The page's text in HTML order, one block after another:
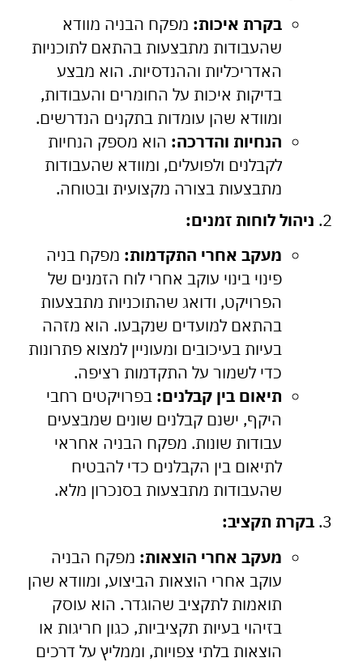
בקרת איכות: מפקח הבניה מוודא
שהעבודות מתבצעות בהתאם לתוכניות
האדריכליות וההנדסיות. הוא מבצע
בדיקות איכות על החומרים והעבודות,
ומוודא שהן עומדות בתקנים הנדרשים.
הנחיות והדרכה: הוא מספק הנחיות
לקבלנים ולפועלים, ומוודא שהעבודות
מתבצעות בצורה מקצועית ובטוחה.
ניהול לוחות זמנים:
מעקב אחרי התקדמות: מפקח בניה
פינוי בינוי עוקב אחרי לוח הזמנים של
הפרויקט, ודואג שהתוכניות מתבצעות
בהתאם למועדים שנקבעו. הוא מזהה
בעיות בעיכובים ומעוניין למצוא פתרונות
כדי לשמור על התקדמות רציפה.
תיאום בין קבלנים: בפרויקטים רחבי
היקף, ישנם קבלנים שונים שמבצעים
עבודות שונות. מפקח הבניה אחראי
לתיאום בין הקבלנים כדי להבטיח
שהעבודות מתבצעות בסנכרון מלא.
בקרת תקציב:
מעקב אחרי הוצאות: מפקח הבניה
עוקב אחרי הוצאות הביצוע, ומוודא שהן
תואמות לתקציב שהוגדר. הוא עוסק
בזיהוי בעיות תקציביות, כגון חריגות או
הוצאות בלתי צפויות, וממליץ על דרכים